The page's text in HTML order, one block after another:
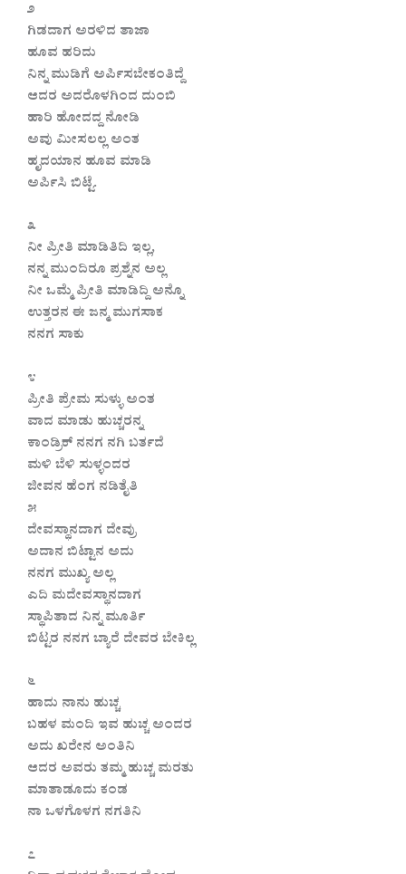
೨
ಗಿಡದಾಗ ಅರಳಿದ ತಾಜಾ
ಹೂವ ಹರಿದು
ನಿನ್ನ ಮುಡಿಗೆ ಅರ್ಪಿಸಬೇಕಂತಿದ್ದೆ
ಆದರ ಅದರೊಳಗಿಂದ ದುಂಬಿ
ಹಾರಿ ಹೋದದ್ದ ನೋಡಿ
ಅವು ಮೀಸಲಲ್ಲ ಅಂತ
ಹೃದಯಾನ ಹೂವ ಮಾಡಿ
ಅರ್ಪಿಸಿ ಬಿಟ್ಟೆ.
೩
ನೀ ಪ್ರೀತಿ ಮಾಡಿತಿದಿ ಇಲ್ಲ,
ನನ್ನ ಮುಂದಿರೂ ಪ್ರಶ್ನೆನ ಅಲ್ಲ
ನೀ ಒಮ್ಮೆ ಪ್ರೀತಿ ಮಾಡಿದ್ದಿ ಅನ್ನೊ
ಉತ್ತರನ ಈ ಜನ್ಮ ಮುಗಸಾಕ
ನನಗ ಸಾಕು
೪
ಪ್ರೀತಿ ಪ್ರೇಮ ಸುಳ್ಳು ಅಂತ
ವಾದ ಮಾಡು ಹುಚ್ಚರನ್ನ
ಕಾಂಡ್ರಿಕ್ ನನಗ ನಗಿ ಬರ್ತದೆ
ಮಳಿ ಬೆಳಿ ಸುಳ್ಳಂದರ
ಜೀವನ ಹೆಂಗ ನಡಿತೈತಿ
೫
ದೇವಸ್ಥಾನದಾಗ ದೇವ್ರು
ಅದಾನ ಬಿಟ್ಟಾನ ಅದು
ನನಗ ಮುಖ್ಯ ಅಲ್ಲ
ಎದಿ ಮದೇವಸ್ಥಾನದಾಗ
ಸ್ಥಾಪಿತಾದ ನಿನ್ನ ಮೂರ್ತಿ
ಬಿಟ್ಟರ ನನಗ ಬ್ಯಾರೆ ದೇವರ ಬೇಕಿಲ್ಲ
೬
ಹಾದು ನಾನು ಹುಚ್ಚ
ಬಹಳ ಮಂದಿ ಇವ ಹುಚ್ಚ ಅಂದರ
ಅದು ಖರೇನ ಅಂತಿನಿ
ಆದರ ಅವರು ತಮ್ಮ ಹುಚ್ಚ ಮರತು
ಮಾತಾಡೂದು ಕಂಡ
ನಾ ಒಳಗೊಳಗ ನಗತಿನಿ
೭